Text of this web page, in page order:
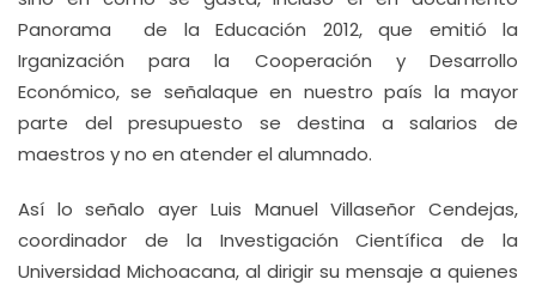
Panorama de la Educación 2012, que emitió la
Irganización para la Cooperación y Desarrollo
Económico, se señalaque en nuestro país la mayor
parte del presupuesto se destina a salarios de
maestros y no en atender el alumnado.
Así lo señalo ayer Luis Manuel Villaseñor Cendejas,
coordinador de la Investigación Científica de la
Universidad Michoacana, al dirigir su mensaje a quienes